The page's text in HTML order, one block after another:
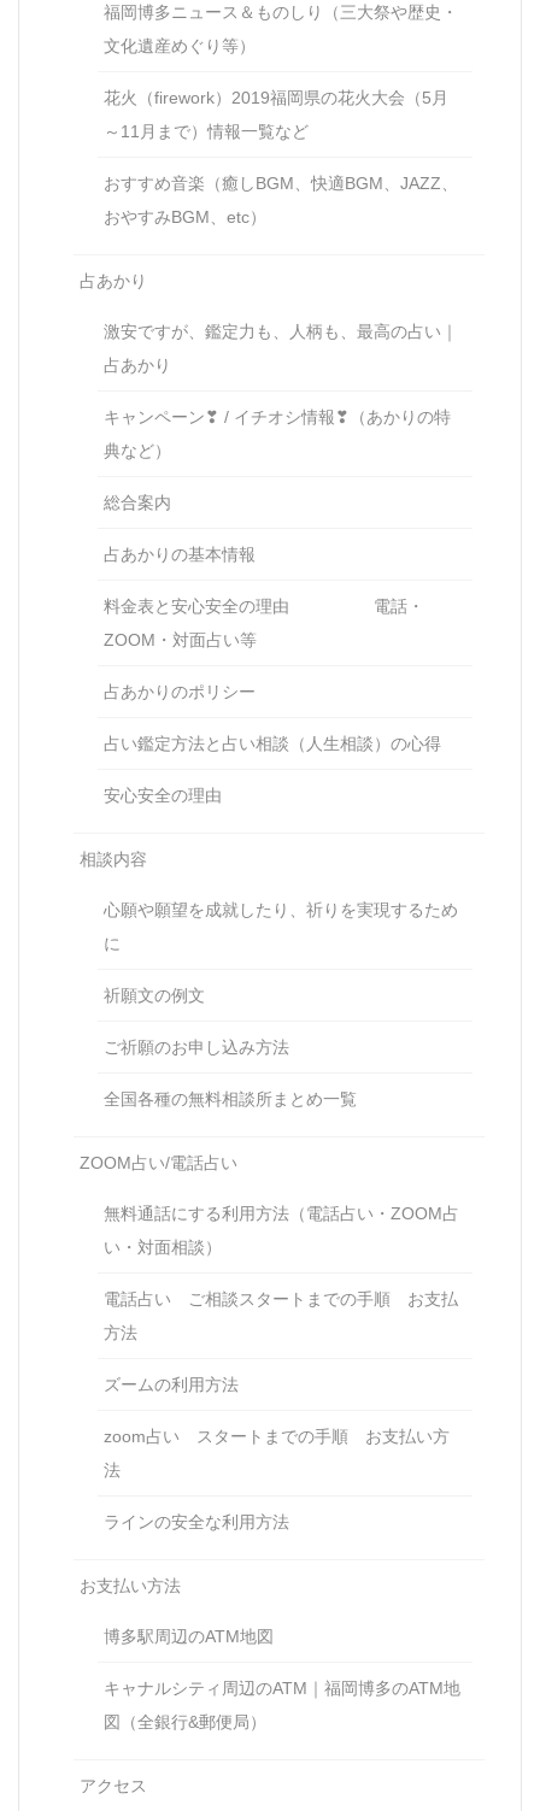
福岡博多ニュース＆ものしり（三大祭や歴史・
文化遺産めぐり等）
花火（firework）2019福岡県の花火大会（5月
～11月まで）情報一覧など
おすすめ音楽（癒しBGM、快適BGM、JAZZ、
おやすみBGM、etc）
占あかり
激安ですが、鑑定力も、人柄も、最高の占い｜
占あかり
キャンペーン❣ / イチオシ情報❣（あかりの特
典など）
総合案内
占あかりの基本情報
料金表と安心安全の理由 電話・
ZOOM・対面占い等
占あかりのポリシー
占い鑑定方法と占い相談（人生相談）の心得
安心安全の理由
相談内容
心願や願望を成就したり、祈りを実現するため
に
祈願文の例文
ご祈願のお申し込み方法
全国各種の無料相談所まとめ一覧
ZOOM占い/電話占い
無料通話にする利用方法（電話占い・ZOOM占
い・対面相談）
電話占い ご相談スタートまでの手順 お支払
方法
ズームの利用方法
zoom占い スタートまでの手順 お支払い方
法
ラインの安全な利用方法
お支払い方法
博多駅周辺のATM地図
キャナルシティ周辺のATM｜福岡博多のATM地
図（全銀行&郵便局）
アクセス